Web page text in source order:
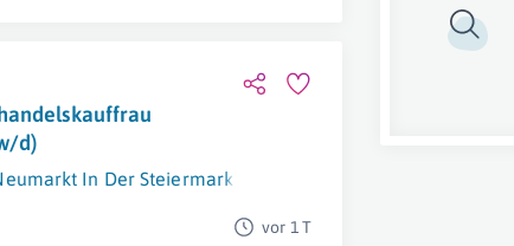
d)
In Der Steiermark
vor 1 T